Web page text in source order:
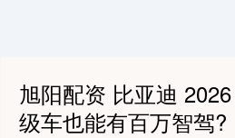
旭阳配资 比亚迪
级车也能有百万智驾?